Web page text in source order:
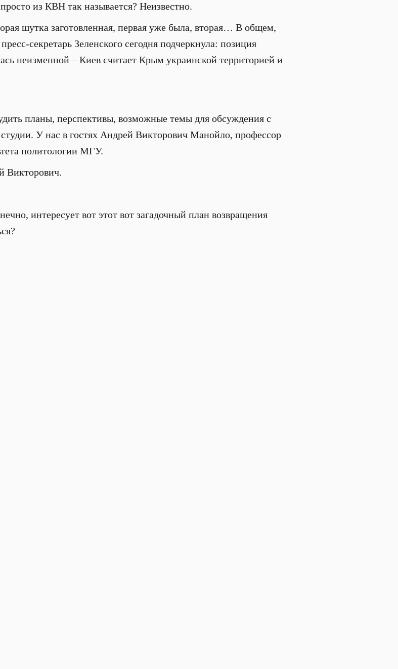
из КВН так называется? Неизвестно.
шутка заготовленная, первая уже была, вторая… В общем,
секретарь Зеленского сегодня подчеркнула: позиция
неизменной – Киев считает Крым украинской территорией и
планы, перспективы, возможные темы для обсуждения с
У нас в гостях Андрей Викторович Манойло, профессор
политологии МГУ.
Викторович.
интересует вот этот вот загадочный план возвращения